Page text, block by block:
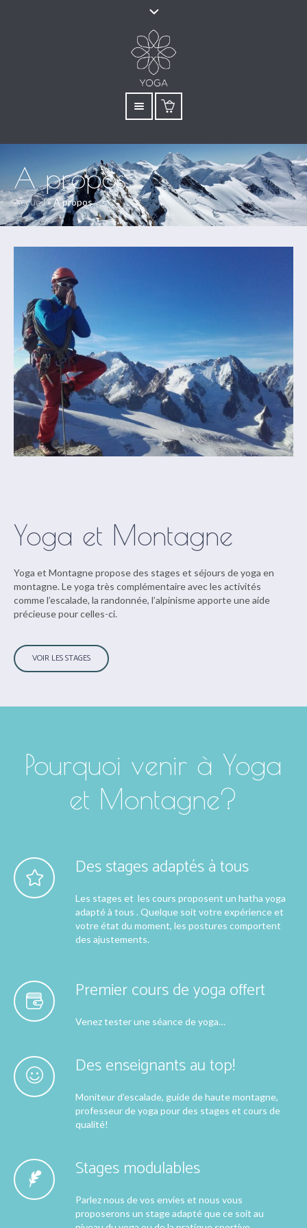
A propos
Accueil»A propos
Yoga et Montagne
Yoga et Montagne propose des stages et séjours de yoga en
montagne. Le yoga très complémentaire avec les activités
comme l’escalade, la randonnée, l’alpinisme apporte une aide
précieuse pour celles-ci.
VOIR LES STAGES
Pourquoi venir à Yoga
et Montagne?
Des stages adaptés à tous
Les stages et les cours proposent un hatha yoga
adapté à tous . Quelque soit votre expérience et
votre état du moment, les postures comportent
des ajustements.
Premier cours de yoga offert
Venez tester une séance de yoga…
Des enseignants au top!
Moniteur d’escalade, guide de haute montagne,
professeur de yoga pour des stages et cours de
qualité!
Stages modulables
Parlez nous de vos envies et nous vous
proposerons un stage adapté que ce soit au